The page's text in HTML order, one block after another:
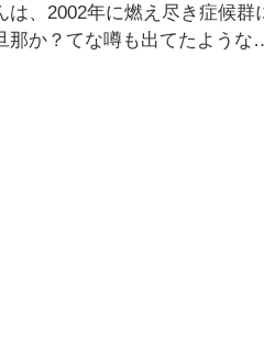
は、2002年に燃え尽き症候
那か？てな噂も出てたような